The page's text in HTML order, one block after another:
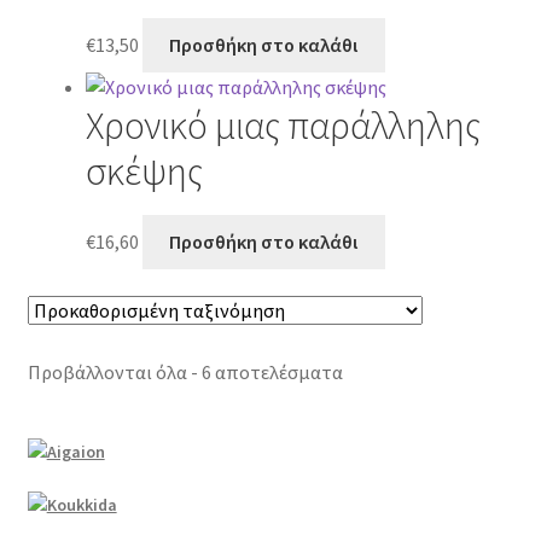
€13,50 Προσθήκη στο καλάθι
Χρονικό μιας παράλληλης
σκέψης
€16,60 Προσθήκη στο καλάθι
Προβάλλονται όλα - 6 αποτελέσματα